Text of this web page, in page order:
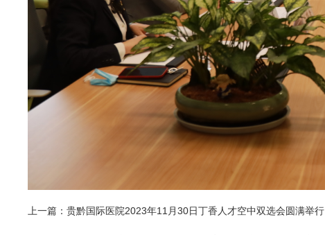
上一篇：贵黔国际医院2023年11月30日丁香人才空中双选会圆满举行